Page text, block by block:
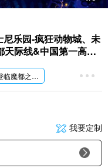
乐园-疯狂动物城、未
际线&中国第一高楼-
【俯瞰魔都】登临魔都之巅 上海中心大厦，俯
我要定制